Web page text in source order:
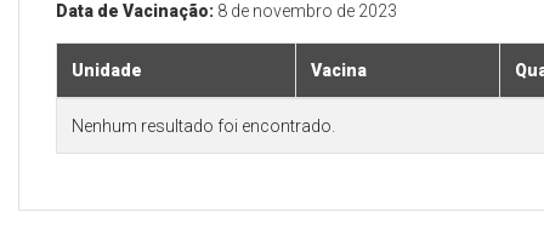
Data de Vacinação: 8 de novembro de 2023
Unidade Vacina
Nenhum resultado foi encontrado.